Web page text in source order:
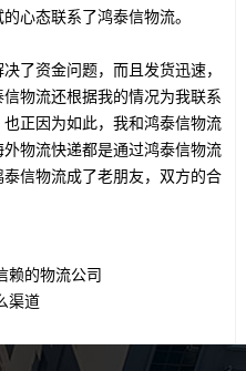
心态联系了鸿泰信物流。
了资金问题，而且发货迅速，
物流还根据我的情况为我联系
也正因为如此，我和鸿泰信物流
物流快递都是通过鸿泰信物流
信物流成了老朋友，双方的合
赖的物流公司
渠道